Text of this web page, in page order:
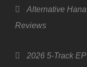
Categories
Alternative Hana
Reviews
Tags,2026 5-Track EP